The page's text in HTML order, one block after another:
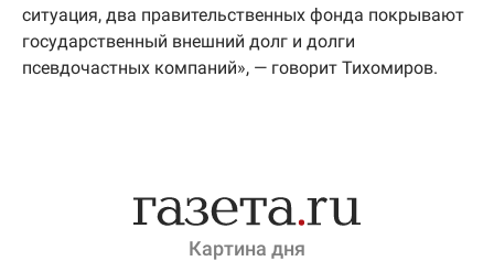
ситуация, два правительственных фонда покрывают
государственный внешний долг и долги
псевдочастных компаний», — говорит Тихомиров.
Картина дня